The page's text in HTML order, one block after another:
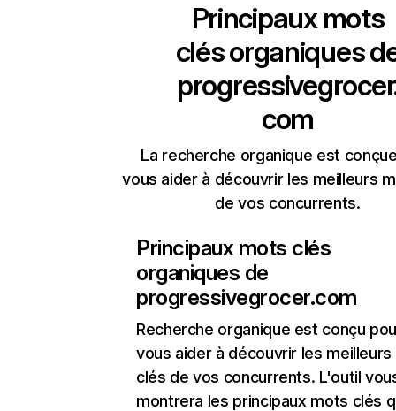
Principaux mots
clés organiques
com
La recherche organique est
vous aider à découvrir les meilleurs
de vos concurrents.
Principaux mots clés
organiques de
progressivegrocer.com
Recherche organique est conçu
vous aider à découvrir les
clés de vos concurrents. L'outil
montrera les principaux mots clés